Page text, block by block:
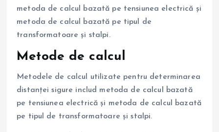
metoda de calcul bazată pe tensiunea electrică și
metoda de calcul bazată pe tipul de
transformatoare și stalpi.
Metode de calcul
Metodele de calcul utilizate pentru determinarea
distanței sigure includ metoda de calcul bazată
pe tensiunea electrică și metoda de calcul bazată
pe tipul de transformatoare și stalpi.